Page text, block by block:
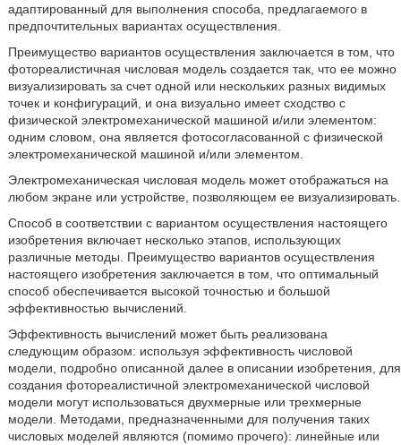
адаптированный для выполнения способа, предлагаемого в
предпочтительных вариантах осуществления.
Преимущество вариантов осуществления заключается в том, что
фотореалистичная числовая модель создается так, что ее можно
визуализировать за счет одной или нескольких разных видимых
точек и конфигураций, и она визуально имеет сходство с
физической электромеханической машиной и/или элементом:
одним словом, она является фотосогласованной с физической
электромеханической машиной и/или элементом.
Электромеханическая числовая модель может отображаться на
любом экране или устройстве, позволяющем ее визуализировать.
Способ в соответствии с вариантом осуществления настоящего
изобретения включает несколько этапов, использующих
различные методы. Преимущество вариантов осуществления
настоящего изобретения заключается в том, что оптимальный
способ обеспечивается высокой точностью и большой
эффективностью вычислений.
Эффективность вычислений может быть реализована
следующим образом: используя эффективность числовой
модели, подробно описанной далее в описании изобретения, для
создания фотореалистичной электромеханической числовой
модели могут использоваться двухмерные или трехмерные
модели. Методами, предназначенными для получения таких
числовых моделей являются (помимо прочего): линейные или